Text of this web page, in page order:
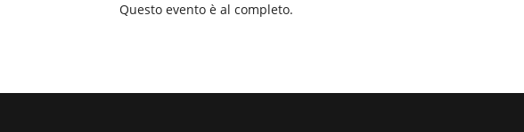
Questo evento è al completo.